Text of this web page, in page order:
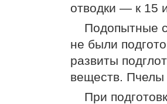
отводки — к 15
Подопытные
не были
развиты
веществ. Пчелы
При